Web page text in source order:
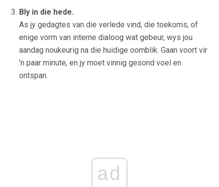
Bly in die hede.
As jy gedagtes van die verlede vind, die toekoms, of
enige vorm van interne dialoog wat gebeur, wys jou
aandag noukeurig na die huidige oomblik. Gaan voort vir
'n paar minute, en jy moet vinnig gesond voel en
ontspan.
ad